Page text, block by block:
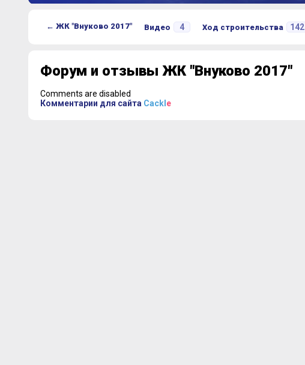
← ЖК "Внуково 2017" Видео 4 Ход строительства 142
Форум и отзывы ЖК "Внуково 2017"
Comments are disabled
Комментарии для сайта Cackl e